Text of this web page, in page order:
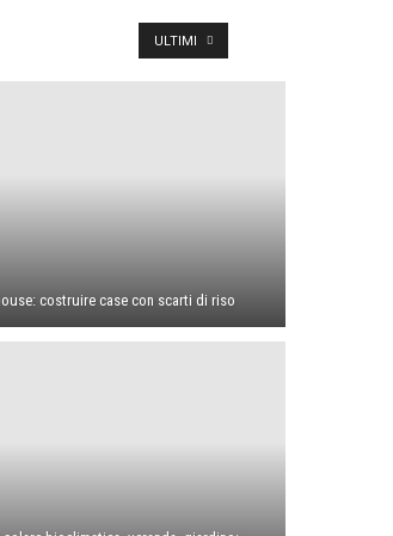
ULTIMI
costruire case con scarti di riso